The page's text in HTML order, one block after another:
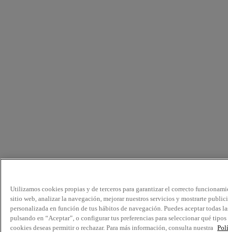
Utilizamos cookies propias y de terceros para garantizar el correcto
sitio web, analizar la navegación, mejorar nuestros servicios y mostrarte
personalizada en función de tus hábitos de navegación. Puedes aceptar todas
pulsando en “Aceptar”, o configurar tus preferencias para seleccionar qué tipos
cookies deseas permitir o rechazar. Para más información, consulta nuestra